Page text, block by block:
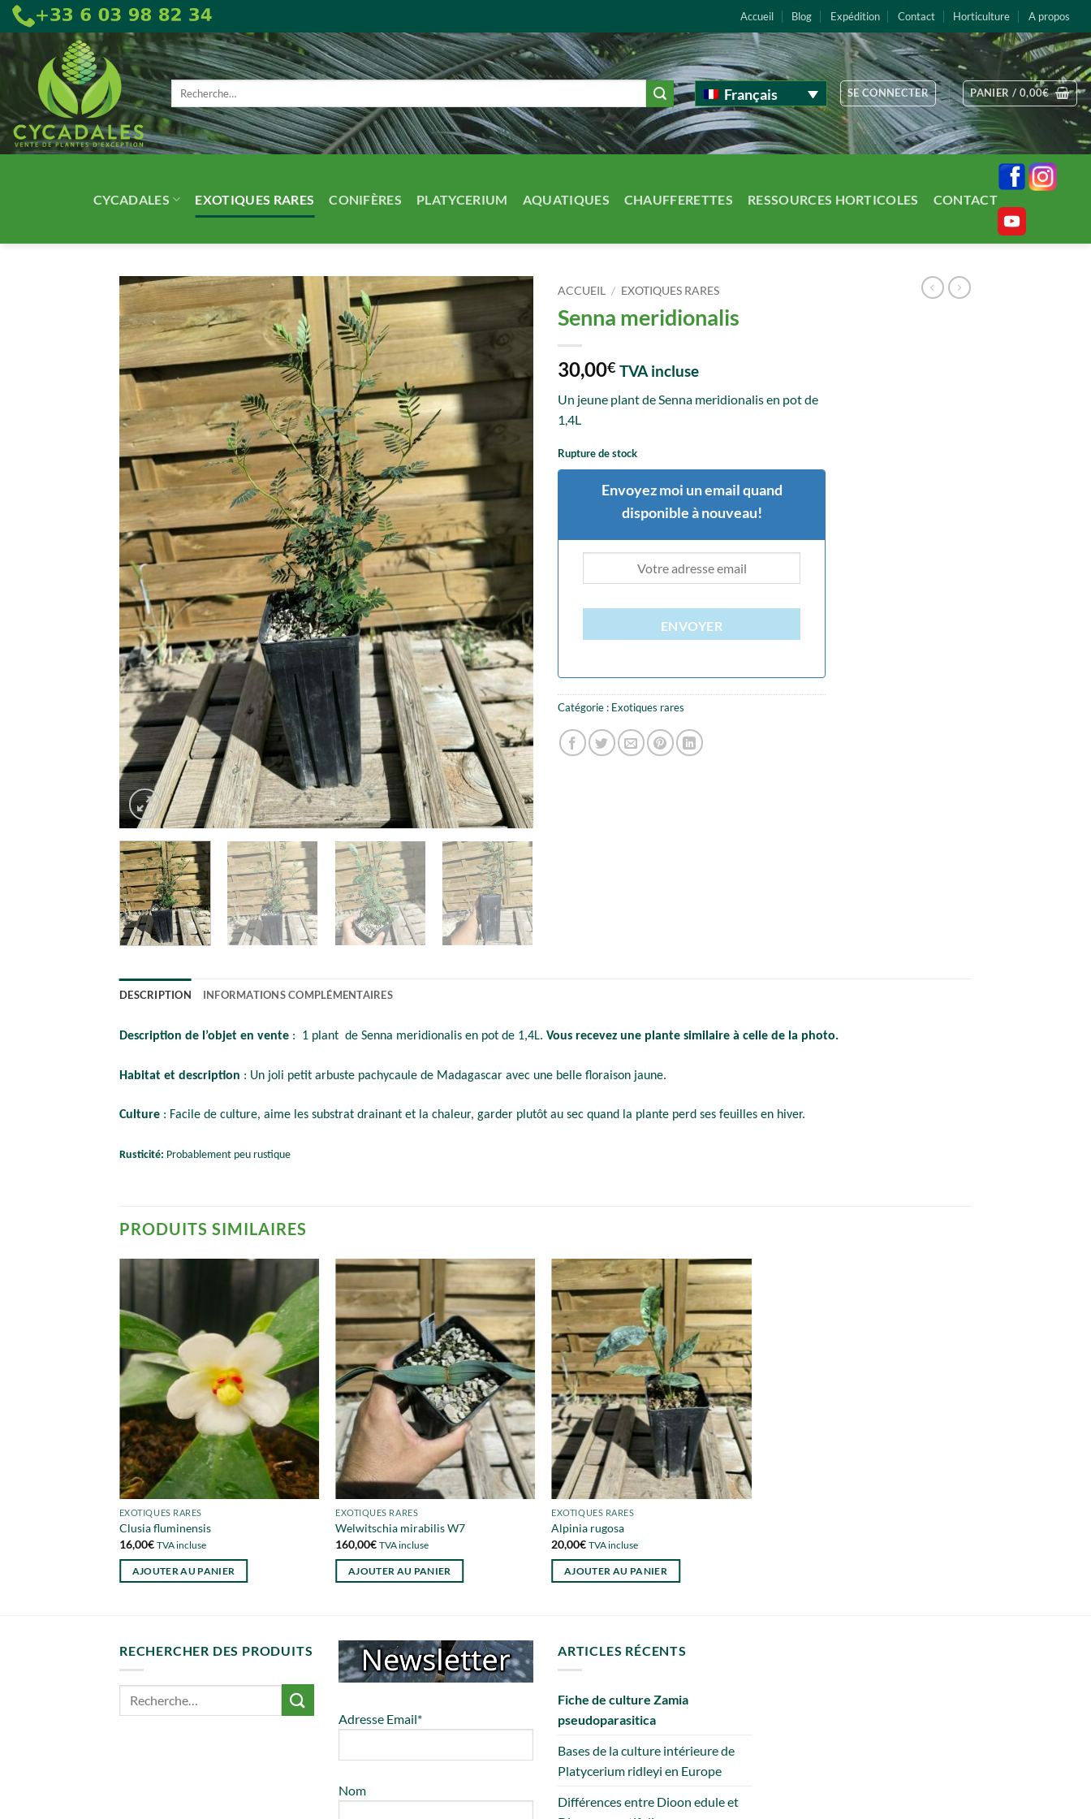
Passer
au
contenu
Accueil Blog Expédition Contact Horticulture A propos
Recherche
pour :
Français SE CONNECTER PANIER / 0,00€
CYCADALES EXOTIQUES RARES CONIFÈRES PLATYCERIUM AQUATIQUES CHAUFFERETTES RESSOURCES HORTICOLES CONTACT
ACCUEIL / EXOTIQUES RARES
Senna meridionalis
30,00€ TVA incluse
Un jeune plant de Senna meridionalis en pot de
1,4L
Rupture de stock
Envoyez moi un email quand
disponible à nouveau!
ENVOYER
Catégorie : Exotiques rares
DESCRIPTION INFORMATIONS COMPLÉMENTAIRES
Description de l’objet en vente : 1 plant de Senna meridionalis en pot de 1,4L. Vous recevez une plante similaire à celle de la photo.
Habitat et description : Un joli petit arbuste pachycaule de Madagascar avec une belle floraison jaune.
Culture : Facile de culture, aime les substrat drainant et la chaleur, garder plutôt au sec quand la plante perd ses feuilles en hiver.
Rusticité: Probablement peu rustique
PRODUITS SIMILAIRES
EXOTIQUES RARES
Clusia fluminensis
16,00€ TVA incluse
AJOUTER AU PANIER
EXOTIQUES RARES
Welwitschia mirabilis W7
160,00€ TVA incluse
AJOUTER AU PANIER
EXOTIQUES RARES
Alpinia rugosa
20,00€ TVA incluse
AJOUTER AU PANIER
RECHERCHER DES PRODUITS
Adresse Email*
Nom
ARTICLES RÉCENTS
Fiche de culture Zamia
pseudoparasitica
Bases de la culture intérieure de
Platycerium ridleyi en Europe
Différences entre Dioon edule et